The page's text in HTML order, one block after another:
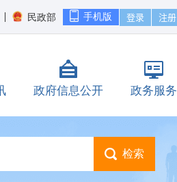
手机版
民政部
政府信息公开 政务服务